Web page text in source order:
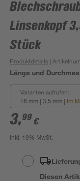
Linsenkopf
Stück
Produktdetails |
Länge und
Varianten aufrufen:
16 mm | 3,5 mm | Im
3,99 €
inkl. 19% MwSt.
Diesen